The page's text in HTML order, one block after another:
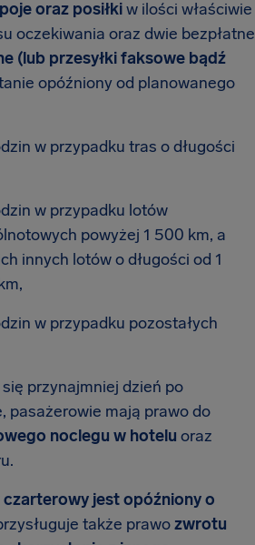
oraz posiłkiw ilości właściwie
oczekiwania oraz dwie bezpłatne
(lub przesyłki faksowe bądź
opóźniony od planowanego
w przypadku tras o długości
w przypadku lotów
powyżej 1 500 km, a
innych lotów o długości od 1
w przypadku pozostałych
przynajmniej dzień po
pasażerowie mają prawo do
noclegu w hotelu oraz
czarterowy jest opóźniony o
także prawozwrotu